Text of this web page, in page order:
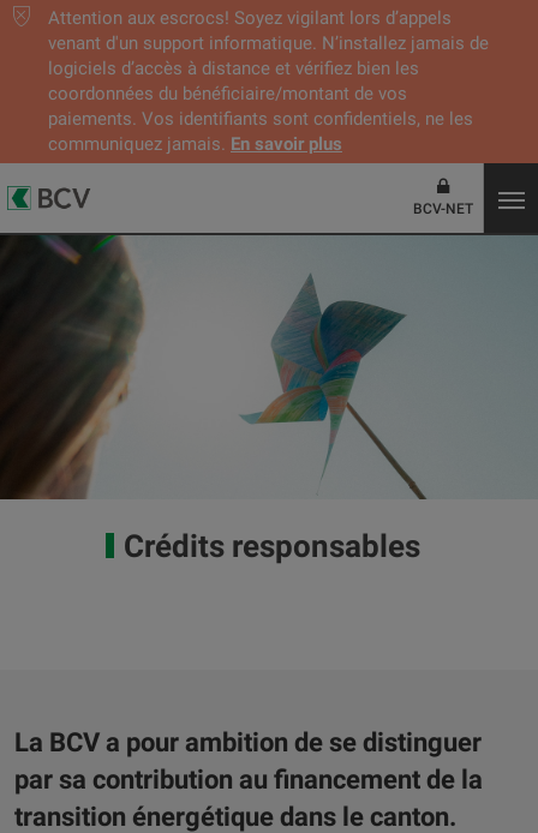
Attention aux escrocs! Soyez vigilant lors d’appels
venant d'un support informatique. N’installez jamais de
logiciels d’accès à distance et vérifiez bien les
coordonnées du bénéficiaire/montant de vos
paiements. Vos identifiants sont confidentiels, ne les
communiquez jamais. En savoir plus
BCV-NET
Crédits responsables
La BCV a pour ambition de se distinguer
par sa contribution au financement de la
transition énergétique dans le canton.